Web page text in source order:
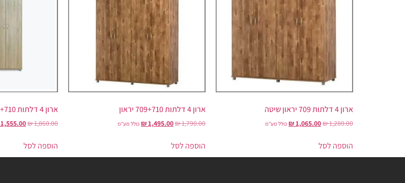
ארון 4 דלתות 709 יראון שיטה
₪1,280.00
₪1,065.00 כולל מע"מ
הוספה לסל
ארון 4 דלתות 709+710 יראון
₪1,790.00
₪1,495.00 כולל מע"מ
הוספה לסל
ארון 4 דלתות 707+710 יראון
₪1,860.00
1,555.00
הוספה לסל